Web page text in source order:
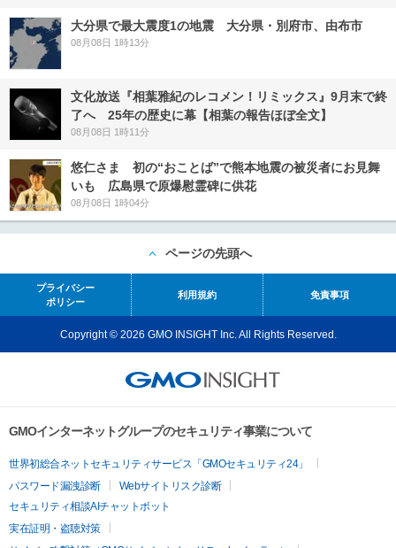
大分県で最大震度1の地震 大分県・別府市、由布市
08月08日 1時13分
文化放送『相葉雅紀のレコメン！リミックス』9月末で終
了へ 25年の歴史に幕【相葉の報告ほぼ全文】
08月08日 1時11分
悠仁さま 初の“おことば”で熊本地震の被災者にお見舞
いも 広島県で原爆慰霊碑に供花
08月08日 1時04分
ページの先頭へ
プライバシー
ポリシー
利用規約 免責事項
Copyright © 2026 GMO INSIGHT Inc. All Rights Reserved.
GMOインターネットグループのセキュリティ事業について
世界初総合ネットセキュリティサービス「GMOセキュリティ24」
パスワード漏洩診断
Webサイトリスク診断
セキュリティ相談AIチャットボット
実在証明・盗聴対策